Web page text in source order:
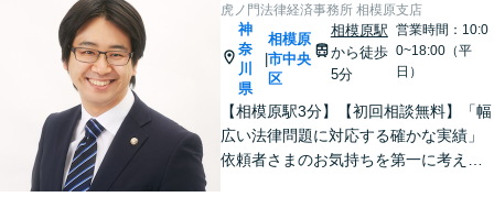
虎ノ門法律経済事務所 相模原支店
神
奈
川
県
相模原
市中央
区
相模原駅
から徒歩
5分
営業時間：10:0
0~18:00（平
日）
【相模原駅3分】【初回相談無料】「幅
広い法律問題に対応する確かな実績」
依頼者さまのお気持ちを第一に考えた